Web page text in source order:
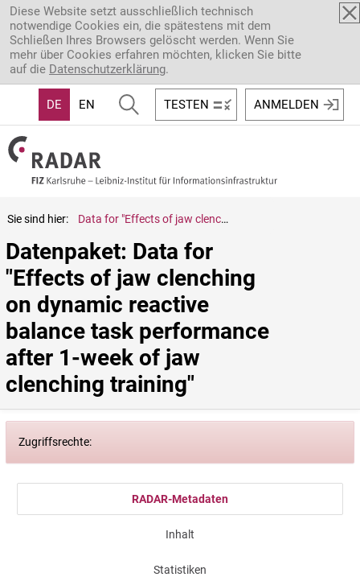
Direkt zum Inhalt
Diese Website setzt ausschließlich technisch
notwendige Cookies ein, die spätestens mit dem
Schließen Ihres Browsers gelöscht werden. Wenn Sie
mehr über Cookies erfahren möchten, klicken Sie bitte
auf die Datenschutzerklärung.
DE EN TESTEN ANMELDEN
Sie sind hier: Data for "Effects of jaw clenching on dynamic reactive balance task performance after 1-week of jaw clenching training"
Datenpaket: Data for
"Effects of jaw clenching
on dynamic reactive
balance task performance
after 1-week of jaw
clenching training"
Zugriffsrechte:
RADAR-Metadaten
Inhalt
Statistiken